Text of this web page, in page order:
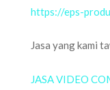
https://eps-
Jasa yang kami
JASA VIDEO